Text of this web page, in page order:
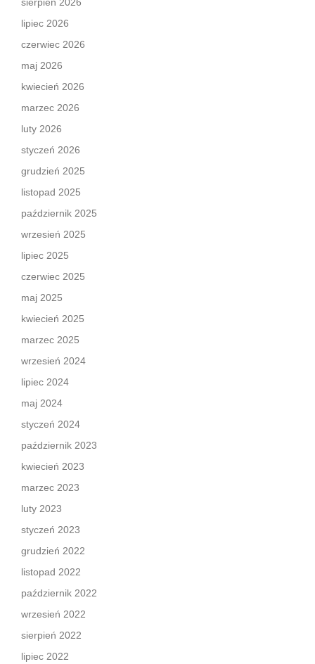
lipiec 2026
czerwiec 2026
maj 2026
kwiecień 2026
marzec 2026
luty 2026
styczeń 2026
grudzień 2025
listopad 2025
październik 2025
wrzesień 2025
lipiec 2025
czerwiec 2025
maj 2025
kwiecień 2025
marzec 2025
wrzesień 2024
lipiec 2024
maj 2024
styczeń 2024
październik 2023
kwiecień 2023
marzec 2023
luty 2023
styczeń 2023
grudzień 2022
listopad 2022
październik 2022
wrzesień 2022
sierpień 2022
lipiec 2022